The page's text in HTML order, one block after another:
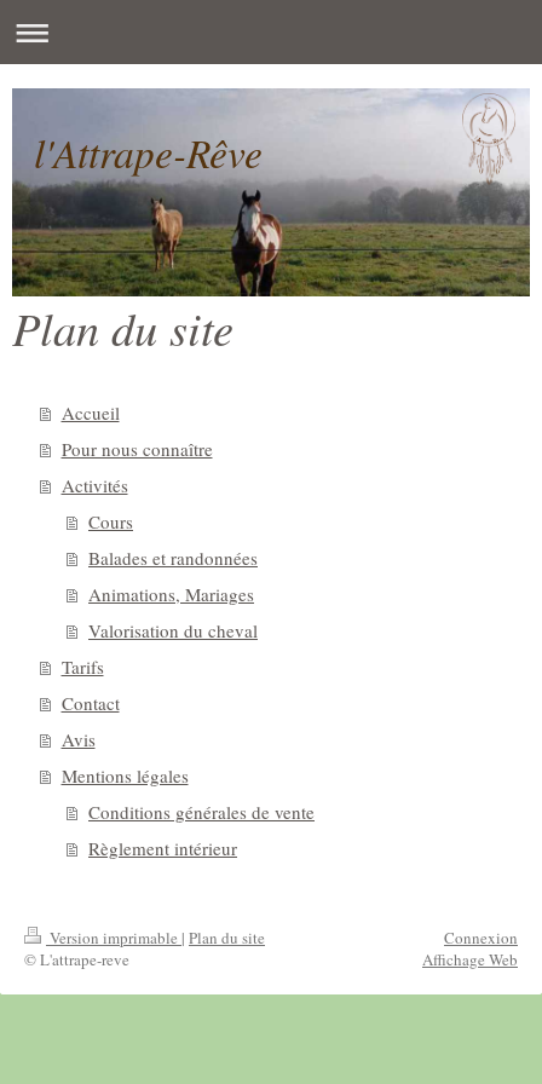
l'Attrape-Rêve
Plan du site
Accueil
Pour nous connaître
Activités
Cours
Balades et randonnées
Animations, Mariages
Valorisation du cheval
Tarifs
Contact
Avis
Mentions légales
Conditions générales de vente
Règlement intérieur
Version imprimable | Plan du site
© L'attrape-reve
Connexion
Affichage Web